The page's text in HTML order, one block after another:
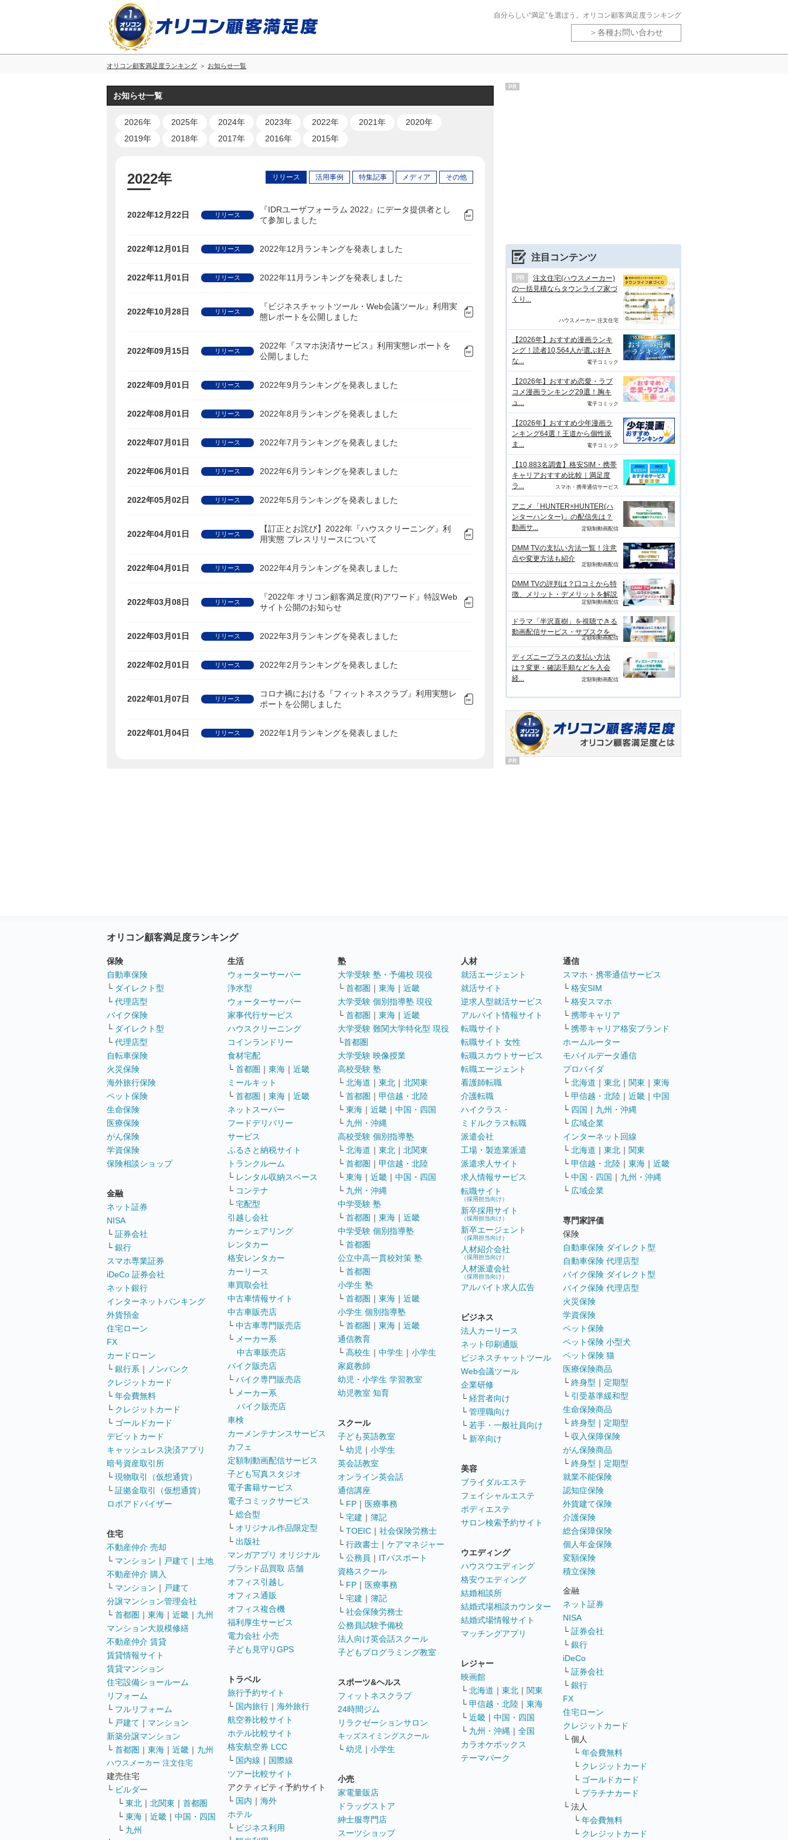
自分らしい“満足”を選ぼう。オリコン顧客満足度ランキング
各種お問い合わせ
オリコン顧客満足度ランキング お知らせ一覧
お知らせ一覧
2026年 2025年 2024年 2023年 2022年 2021年
2020年
2019年
2018年 2017年 2016年 2015年
2022年 リリース 活用事例 特集記事 メディア その他
2022年12月22日 リリース
『IDRユーザフォーラム 2022』にデータ提供者とし
て参加しました
2022年12月01日 リリース 2022年12月ランキングを発表しました
2022年11月01日 リリース 2022年11月ランキングを発表しました
2022年10月28日 リリース
『ビジネスチャットツール・Web会議ツール』利用実
態レポートを公開しました
2022年09月15日 リリース
2022年『スマホ決済サービス』利用実態レポートを
公開しました
2022年09月01日 リリース 2022年9月ランキングを発表しました
2022年08月01日 リリース 2022年8月ランキングを発表しました
2022年07月01日 リリース 2022年7月ランキングを発表しました
2022年06月01日 リリース 2022年6月ランキングを発表しました
2022年05月02日 リリース 2022年5月ランキングを発表しました
2022年04月01日 リリース
【訂正とお詫び】2022年『ハウスクリーニング』利
用実態 プレスリリースについて
2022年04月01日 リリース 2022年4月ランキングを発表しました
2022年03月08日 リリース
『2022年 オリコン顧客満足度(R)アワード』特設Web
サイト公開のお知らせ
2022年03月01日 リリース 2022年3月ランキングを発表しました
2022年02月01日 リリース 2022年2月ランキングを発表しました
2022年01月07日 リリース
コロナ禍における『フィットネスクラブ』利用実態レ
ポートを公開しました
2022年01月04日 リリース 2022年1月ランキングを発表しました
PR
注目コンテンツ
注文住宅(ハウスメーカー)
の一括見積ならタウンライフ家づ
くり...
ハウスメーカー 注文住宅
【2026年】おすすめ漫画ランキ
ング！読者10,564人が選ぶ好き
な...
電子コミック
【2026年】おすすめ恋愛・ラブ
コメ漫画ランキング29選！胸キ
ュ...
電子コミック
【2026年】おすすめ少年漫画ラ
ンキング64選！王道から個性派
ま...
電子コミック
【10,883名調査】格安SIM・携帯
キャリアおすすめ比較｜満足度
ラ...
スマホ・携帯通信サービス
アニメ「HUNTER×HUNTER(ハ
ンターハンター)」の配信先は？
動画サ...
定額制動画配信
DMM TVの支払い方法一覧！注意
点や変更方法も紹介
定額制動画配信
DMM TVの評判は？口コミから特
徴、メリット・デメリットを解説
定額制動画配信
ドラマ「半沢直樹」を視聴できる
動画配信サービス・サブスクを...
定額制動画配信
ディズニープラスの支払い方法
は？変更・確認手順などを入会
経...
定額制動画配信
PR
オリコン顧客満足度ランキング
保険
自動車保険
└ ダイレクト型
└ 代理店型
バイク保険
└ ダイレクト型
└ 代理店型
自転車保険
火災保険
海外旅行保険
ペット保険
生命保険
医療保険
がん保険
学資保険
保険相談ショップ
金融
ネット証券
NISA
└ 証券会社
└ 銀行
スマホ専業証券
iDeCo 証券会社
ネット銀行
インターネットバンキング
外貨預金
住宅ローン
FX
カードローン
└ 銀行系 ｜
ノンバンク
クレジットカード
└ 年会費無料
└ クレジットカード
└ ゴールドカード
デビットカード
キャッシュレス決済アプリ
暗号資産取引所
└ 現物取引（仮想通貨）
└ 証拠金取引（仮想通貨）
ロボアドバイザー
住宅
不動産仲介 売却
└ マンション ｜ 戸建て ｜ 土地
不動産仲介 購入
└ マンション ｜ 戸建て
分譲マンション管理会社
└ 首都圏 ｜ 東海 ｜ 近畿 ｜ 九州
マンション大規模修繕
不動産仲介 賃貸
賃貸情報サイト
賃貸マンション
住宅設備ショールーム
リフォーム
└ フルリフォーム
└ 戸建て ｜ マンション
新築分譲マンション
└ 首都圏 ｜ 東海 ｜ 近畿 ｜ 九州
ハウスメーカー 注文住宅
建売住宅
└ ビルダー
└ 東北 ｜ 北関東 ｜ 首都圏
└ 東海 ｜ 近畿 ｜ 中国・四国
└ 九州
生活
ウォーターサーバー
浄水型
ウォーターサーバー
家事代行サービス
ハウスクリーニング
コインランドリー
食材宅配
└ 首都圏 ｜ 東海 ｜ 近畿
ミールキット
└ 首都圏 ｜ 東海 ｜ 近畿
ネットスーパー
フードデリバリー
サービス
ふるさと納税サイト
トランクルーム
└ レンタル収納スペース
└ コンテナ
└ 宅配型
引越し会社
カーシェアリング
レンタカー
格安レンタカー
カーリース
車買取会社
中古車情報サイト
中古車販売店
└ 中古車専門販売店
└ メーカー系
中古車販売店
バイク販売店
└ バイク専門販売店
└ メーカー系
バイク販売店
車検
カーメンテナンスサービス
カフェ
定額制動画配信サービス
子ども写真スタジオ
電子書籍サービス
電子コミックサービス
└ 総合型
└ オリジナル作品限定型
└ 出版社
マンガアプリ オリジナル
ブランド品買取 店舗
オフィス引越し
オフィス通販
オフィス複合機
福利厚生サービス
電力会社 小売
子ども見守りGPS
トラベル
旅行予約サイト
└ 国内旅行 ｜ 海外旅行
航空券比較サイト
ホテル比較サイト
格安航空券 LCC
└ 国内線 ｜ 国際線
ツアー比較サイト
アクティビティ予約サイト
└ 国内 ｜ 海外
ホテル
└ ビジネス利用
塾
大学受験 塾・予備校 現役
└ 首都圏 ｜ 東海 ｜ 近畿
大学受験 個別指導塾 現役
└ 首都圏 ｜ 東海 ｜ 近畿
大学受験 難関大学特化型 現役
└首都圏
大学受験 映像授業
高校受験 塾
└ 北海道 ｜ 東北 ｜ 北関東
└ 首都圏 ｜ 甲信越・北陸
└ 東海 ｜ 近畿 ｜ 中国・四国
└ 九州・沖縄
高校受験 個別指導塾
└ 北海道 ｜ 東北 ｜ 北関東
└ 首都圏 ｜ 甲信越・北陸
└ 東海 ｜ 近畿 ｜ 中国・四国
└ 九州・沖縄
中学受験 塾
└ 首都圏 ｜ 東海 ｜ 近畿
中学受験 個別指導塾
└ 首都圏
公立中高一貫校対策 塾
└ 首都圏
小学生 塾
└ 首都圏 ｜ 東海 ｜ 近畿
小学生 個別指導塾
└ 首都圏 ｜ 東海 ｜ 近畿
通信教育
└ 高校生 ｜ 中学生 ｜ 小学生
家庭教師
幼児・小学生 学習教室
幼児教室 知育
スクール
子ども英語教室
└ 幼児 ｜ 小学生
英会話教室
オンライン英会話
通信講座
└ FP ｜ 医療事務
└ 宅建 ｜ 簿記
└ TOEIC ｜ 社会保険労務士
└ 行政書士 ｜ ケアマネジャー
└ 公務員 ｜ ITパスポート
資格スクール
└ FP ｜ 医療事務
└ 宅建 ｜ 簿記
└ 社会保険労務士
公務員試験予備校
法人向け英会話スクール
子どもプログラミング教室
スポーツ&ヘルス
フィットネスクラブ
24時間ジム
リラクゼーションサロン
キッズスイミングスクール
└ 幼児 ｜ 小学生
小売
家電量販店
ドラッグストア
紳士服専門店
スーツショップ
人材
就活エージェント
就活サイト
逆求人型就活サービス
アルバイト情報サイト
転職サイト
転職サイト 女性
転職スカウトサービス
転職エージェント
看護師転職
介護転職
ハイクラス・
ミドルクラス転職
派遣会社
工場・製造業派遣
派遣求人サイト
求人情報サービス
転職サイト
（採用担当向け）
新卒採用サイト
（採用担当向け）
新卒エージェント
（採用担当向け）
人材紹介会社
（採用担当向け）
人材派遣会社
（採用担当向け）
アルバイト求人広告
ビジネス
法人カーリース
ネット印刷通販
ビジネスチャットツール
Web会議ツール
企業研修
└ 経営者向け
└ 管理職向け
└ 若手・一般社員向け
└ 新卒向け
美容
ブライダルエステ
フェイシャルエステ
ボディエステ
サロン検索予約サイト
ウエディング
ハウスウエディング
格安ウエディング
結婚相談所
結婚式場相談カウンター
結婚式場情報サイト
マッチングアプリ
レジャー
映画館
└ 北海道 ｜ 東北 ｜ 関東
└ 甲信越・北陸 ｜ 東海
└ 近畿 ｜ 中国・四国
└ 九州・沖縄 ｜ 全国
カラオケボックス
テーマパーク
通信
スマホ・携帯通信サービス
└ 格安SIM
└ 格安スマホ
└ 携帯キャリア
└ 携帯キャリア格安ブランド
ホームルーター
モバイルデータ通信
プロバイダ
└ 北海道 ｜ 東北 ｜ 関東 ｜ 東海
└ 甲信越・北陸 ｜ 近畿 ｜ 中国
└ 四国 ｜ 九州・沖縄
└ 広域企業
インターネット回線
└ 北海道 ｜ 東北 ｜ 関東
└ 甲信越・北陸 ｜ 東海 ｜ 近畿
└ 中国・四国 ｜ 九州・沖縄
└ 広域企業
専門家評価
保険
自動車保険 ダイレクト型
自動車保険 代理店型
バイク保険 ダイレクト型
バイク保険 代理店型
火災保険
学資保険
ペット保険
ペット保険 小型犬
ペット保険 猫
医療保険商品
└ 終身型 ｜ 定期型
└ 引受基準緩和型
生命保険商品
└ 終身型 ｜ 定期型
└ 収入保障保険
がん保険商品
└ 終身型 ｜ 定期型
就業不能保険
認知症保険
外貨建て保険
介護保険
総合保障保険
個人年金保険
変額保険
積立保険
金融
ネット証券
NISA
└ 証券会社
└ 銀行
iDeCo
└ 証券会社
└ 銀行
FX
住宅ローン
クレジットカード
└ 個人
└ 年会費無料
└ クレジットカード
└ ゴールドカード
└ プラチナカード
└ 法人
└ 年会費無料
└ クレジットカード